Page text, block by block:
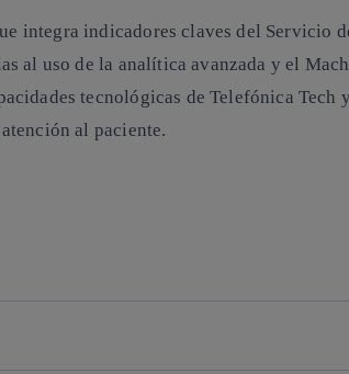
integra indicadores claves del Servicio
al uso de la analítica avanzada y el
tecnológicas de Telefónica
al paciente.